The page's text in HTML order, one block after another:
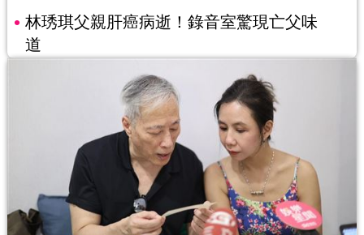
林琇琪父親肝癌病逝！錄音室驚現亡父味
道